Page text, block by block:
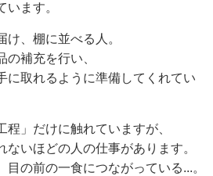
ます。
、棚に並べる人。
の補充を行い、
に取れるように準備してくれてい
」だけに触れていますが、
ないほどの人の仕事があります。
の前の一食につながっている...。